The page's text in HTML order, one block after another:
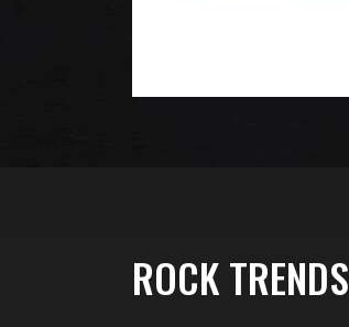
ROCK TRENDS